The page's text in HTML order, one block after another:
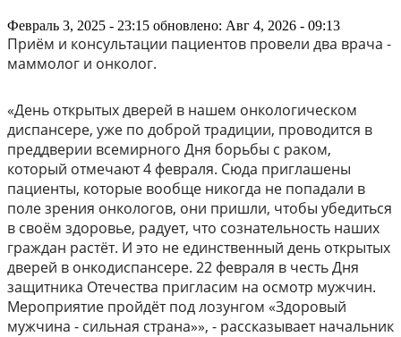
Февраль 3, 2025 - 23:15 обновлено: Авг 4, 2026 - 09:13
Приём и консультации пациентов провели два врача -
маммолог и онколог.
«День открытых дверей в нашем онкологическом
диспансере, уже по доброй традиции, проводится в
преддверии всемирного Дня борьбы с раком,
который отмечают 4 февраля. Сюда приглашены
пациенты, которые вообще никогда не попадали в
поле зрения онкологов, они пришли, чтобы убедиться
в своём здоровье, радует, что сознательность наших
граждан растёт. И это не единственный день открытых
дверей в онкодиспансере. 22 февраля в честь Дня
защитника Отечества пригласим на осмотр мужчин.
Мероприятие пройдёт под лозунгом «Здоровый
мужчина - сильная страна»», - рассказывает начальник